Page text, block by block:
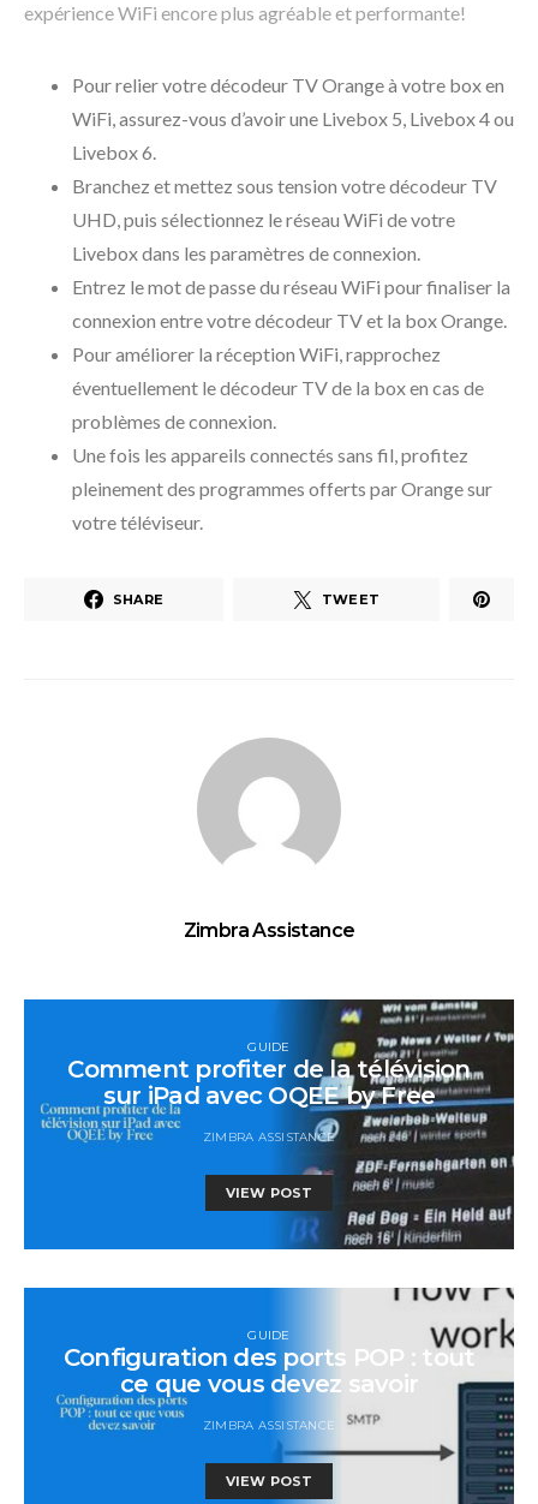
expérience WiFi encore plus agréable et performante!
Pour relier votre décodeur TV Orange à votre box en
WiFi, assurez-vous d’avoir une Livebox 5, Livebox 4 ou
Livebox 6.
Branchez et mettez sous tension votre décodeur TV
UHD, puis sélectionnez le réseau WiFi de votre
Livebox dans les paramètres de connexion.
Entrez le mot de passe du réseau WiFi pour finaliser la
connexion entre votre décodeur TV et la box Orange.
Pour améliorer la réception WiFi, rapprochez
éventuellement le décodeur TV de la box en cas de
problèmes de connexion.
Une fois les appareils connectés sans fil, profitez
pleinement des programmes offerts par Orange sur
votre téléviseur.
SHARE TWEET
Zimbra Assistance
GUIDE
Comment profiter de la télévision
sur iPad avec OQEE by Free
ZIMBRA ASSISTANCE
VIEW POST
GUIDE
Configuration des ports POP : tout
ce que vous devez savoir
ZIMBRA ASSISTANCE
VIEW POST